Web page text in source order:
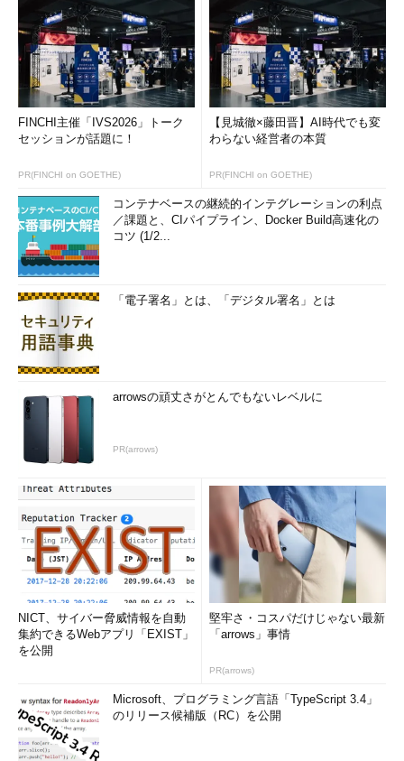
FINCHI主催「IVS2026」トーク
セッションが話題に！
PR(FINCHI on GOETHE)
【見城徹×藤田晋】AI時代でも変
わらない経営者の本質
PR(FINCHI on GOETHE)
コンテナベースの継続的インテグレーションの利点
／課題と、CIパイプライン、Docker Build高速化の
コツ (1/2...
「電子署名」とは、「デジタル署名」とは
arrowsの頑丈さがとんでもないレベルに
PR(arrows)
NICT、サイバー脅威情報を自動
集約できるWebアプリ「EXIST」
を公開
堅牢さ・コスパだけじゃない最新
「arrows」事情
PR(arrows)
Microsoft、プログラミング言語「TypeScript 3.4」
のリリース候補版（RC）を公開